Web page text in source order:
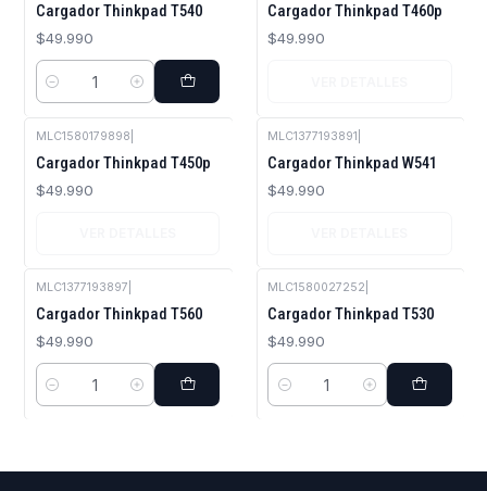
Cargador Thinkpad T540
$49.990
Cantidad
Cargador Thinkpad T460p
$49.990
MLC1580179898
Cargador Thinkpad T450p
$49.990
MLC1377193891
Cargador Thinkpad W541
$49.990
MLC1377193897
Cargador Thinkpad T560
$49.990
Cantidad
MLC1580027252
Cargador Thinkpad T530
$49.990
Cantidad